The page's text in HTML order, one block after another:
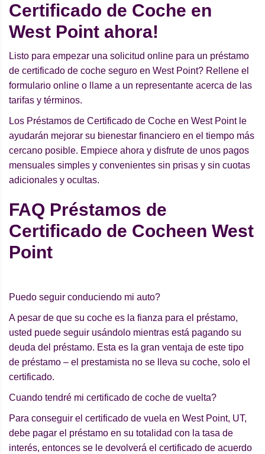
Certificado de Coche en
West Point ahora!
Listo para empezar una solicitud online para un préstamo
de certificado de coche seguro en West Point? Rellene el
formulario online o llame a un representante acerca de las
tarifas y términos.
Los Préstamos de Certificado de Coche en West Point le
ayudarán mejorar su bienestar financiero en el tiempo más
cercano posible. Empiece ahora y disfrute de unos pagos
mensuales simples y convenientes sin prisas y sin cuotas
adicionales y ocultas.
FAQ Préstamos de
Certificado de Cocheen West
Point
Puedo seguir conduciendo mi auto?
A pesar de que su coche es la fianza para el préstamo,
usted puede seguir usándolo mientras está pagando su
deuda del préstamo. Esta es la gran ventaja de este tipo
de préstamo – el prestamista no se lleva su coche, solo el
certificado.
Cuando tendré mi certificado de coche de vuelta?
Para conseguir el certificado de vuela en West Point, UT,
debe pagar el préstamo en su totalidad con la tasa de
interés, entonces se le devolverá el certificado de acuerdo